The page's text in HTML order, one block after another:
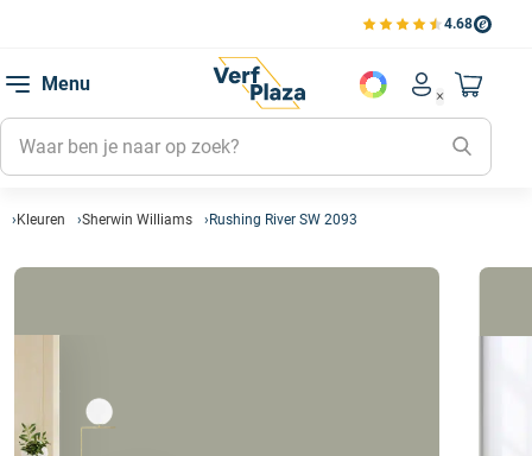
4.68
Bekijk de verfplaza
Menu
Account
Mijn
Mijn
Mijn
Naar
Kleuren Sherwin Williams Rushing River SW 2093